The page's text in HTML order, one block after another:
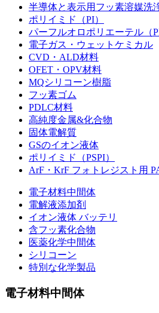
半導体と表示用フッ素溶媒洗
ポリイミド（PI）
パーフルオロポリエーテル（
電子ガス・ウェットケミカル
CVD・ALD材料
OFET・OPV材料
MQシリコーン樹脂
フッ素ゴム
PDLC材料
高純度金属&化合物
固体電解質
GSのイオン液体
ポリイミド（PSPI）
ArF・KrF フォトレジスト用
電子材料中間体
電解液添加剤
イオン液体 バッテリ
含フッ素化合物
医薬化学中間体
シリコーン
特別な化学製品
電子材料中間体